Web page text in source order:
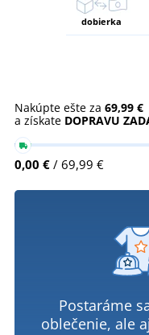
dobierka
Nakúpte ešte za 69,99 €
a získate DOPRAVU
0,00 € / 69,99 €
Postaráme
oblečenie, ale